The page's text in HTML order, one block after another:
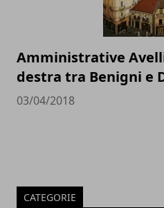
Amministrative
destra tra Benigni e
03/04/2018
CATEGORIE